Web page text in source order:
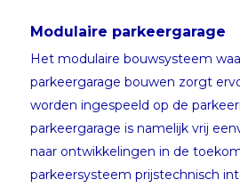
Modulaire parkeergarage
Het modulaire bouwsysteem
parkeergarage bouwen zorgt
worden ingespeeld op de
parkeergarage is namelijk vrij
naar ontwikkelingen in de
parkeersysteem prijstechnisch